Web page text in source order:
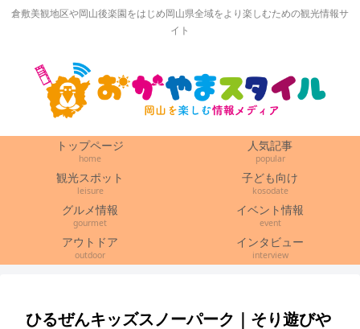
倉敷美観地区や岡山後楽園をはじめ岡山県全域をより楽しむための観光情報サ
イト
トップページ
home
人気記事
popular
観光スポット
leisure
子ども向け
kosodate
グルメ情報
gourmet
イベント情報
event
アウトドア
outdoor
インタビュー
interview
ひるぜんキッズスノーパーク｜そり遊びや